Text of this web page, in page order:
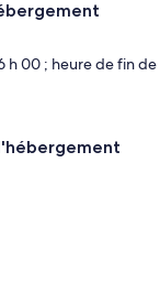
h 00 ; heure de fin de